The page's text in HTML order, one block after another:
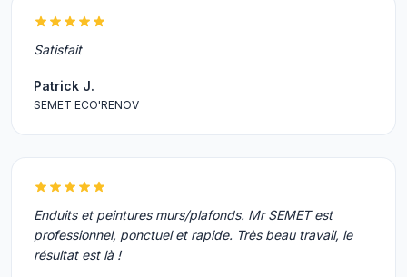
Satisfait
Patrick J.
SEMET ECO'RENOV
Enduits et peintures murs/plafonds. Mr SEMET est
professionnel, ponctuel et rapide. Très beau travail, le
résultat est là !